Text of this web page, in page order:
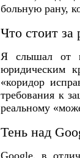
больную рану,
Что стоит
Я слышал от
юридическим
«коридор
требования к
реальному
Тень над